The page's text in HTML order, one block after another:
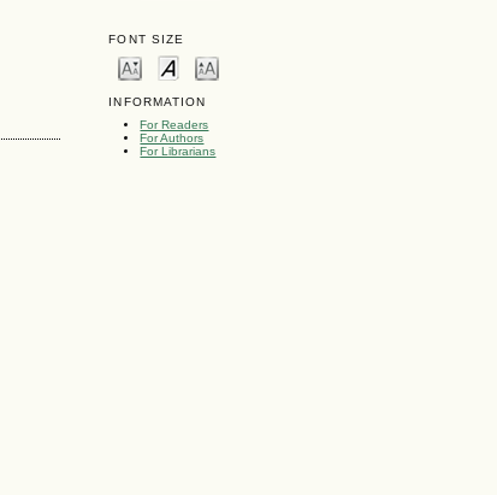
FONT SIZE
INFORMATION
For Readers
For Authors
For Librarians